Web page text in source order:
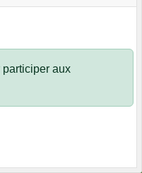
aux